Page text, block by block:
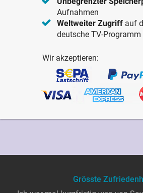
Aufnahmen
Weltweiter Zugriff auf
deutsche TV-Programm
Wir akzeptieren:
Grösste